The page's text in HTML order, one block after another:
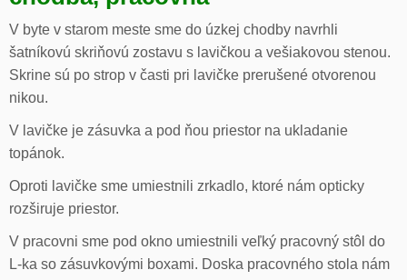
V byte v starom meste sme do úzkej chodby navrhli
šatníkovú skriňovú zostavu s lavičkou a vešiakovou stenou.
Skrine sú po strop v časti pri lavičke prerušené otvorenou
nikou.
V lavičke je zásuvka a pod ňou priestor na ukladanie
topánok.
Oproti lavičke sme umiestnili zrkadlo, ktoré nám opticky
rozširuje priestor.
V pracovni sme pod okno umiestnili veľký pracovný stôl do
L-ka so zásuvkovými boxami. Doska pracovného stola nám